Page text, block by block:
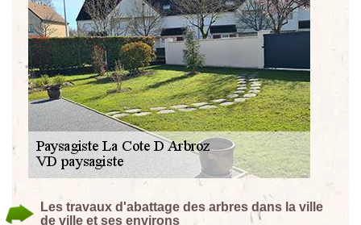
Les travaux d'abattage des arbres dans la ville
de ville et ses environs